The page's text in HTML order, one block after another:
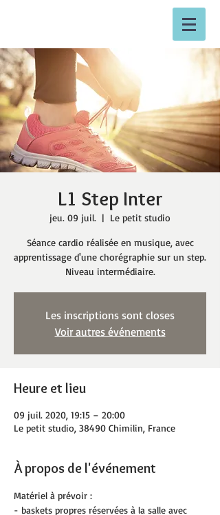
L1 Step Inter
jeu. 09 juil.
  |
Le petit studio
Séance cardio réalisée en musique, avec
apprentissage d'une chorégraphie sur un step.
Niveau intermédiaire.
Les inscriptions sont closes
Voir autres événements
Heure et lieu
09 juil. 2020, 19:15 – 20:00
Le petit studio, 38490 Chimilin, France
À propos de l'événement
Matériel à prévoir :
- baskets propres réservées à la salle avec